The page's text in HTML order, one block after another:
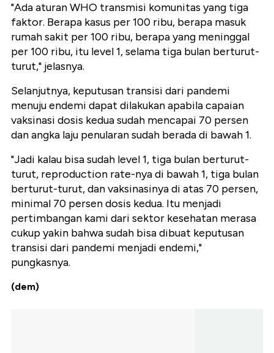
"Ada aturan WHO transmisi komunitas yang tiga
faktor. Berapa kasus per 100 ribu, berapa masuk
rumah sakit per 100 ribu, berapa yang meninggal
per 100 ribu, itu level 1, selama tiga bulan berturut-
turut," jelasnya.
Selanjutnya, keputusan transisi dari pandemi
menuju endemi dapat dilakukan apabila capaian
vaksinasi dosis kedua sudah mencapai 70 persen
dan angka laju penularan sudah berada di bawah 1.
"Jadi kalau bisa sudah level 1, tiga bulan berturut-
turut, reproduction rate-nya di bawah 1, tiga bulan
berturut-turut, dan vaksinasinya di atas 70 persen,
minimal 70 persen dosis kedua. Itu menjadi
pertimbangan kami dari sektor kesehatan merasa
cukup yakin bahwa sudah bisa dibuat keputusan
transisi dari pandemi menjadi endemi,"
pungkasnya.
(dem)